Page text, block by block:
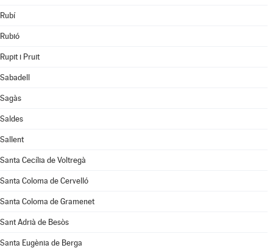
Rubí
Rubió
Rupit i Pruit
Sabadell
Sagàs
Saldes
Sallent
Santa Cecília de Voltregà
Santa Coloma de Cervelló
Santa Coloma de Gramenet
Sant Adrià de Besòs
Santa Eugènia de Berga